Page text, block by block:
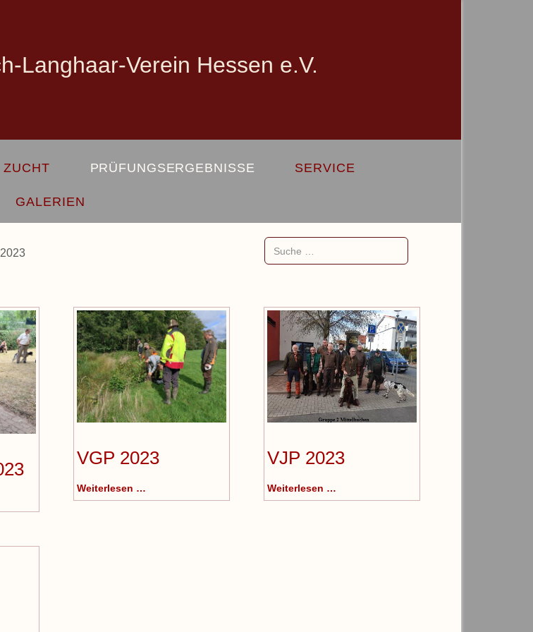
Langhaar-Verein Hessen e.V.
ZUCHT PRÜFUNGSERGEBNISSE SERVICE
GALERIEN
Suchen
VGP 2023
Weiterlesen …
VJP 2023
Weiterlesen …